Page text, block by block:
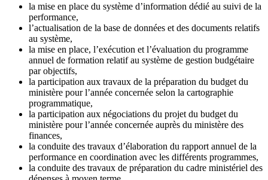
la mise en place du système d’information dédié au suivi de la
performance,
l’actualisation de la base de données et des documents relatifs
au système,
la mise en place, l’exécution et l’évaluation du programme
annuel de formation relatif au système de gestion budgétaire
par objectifs,
la participation aux travaux de la préparation du budget du
ministère pour l’année concernée selon la cartographie
programmatique,
la participation aux négociations du projet du budget du
ministère pour l’année concernée auprès du ministère des
finances,
la conduite des travaux d’élaboration du rapport annuel de la
performance en coordination avec les différents programmes,
la conduite des travaux de préparation du cadre ministériel des